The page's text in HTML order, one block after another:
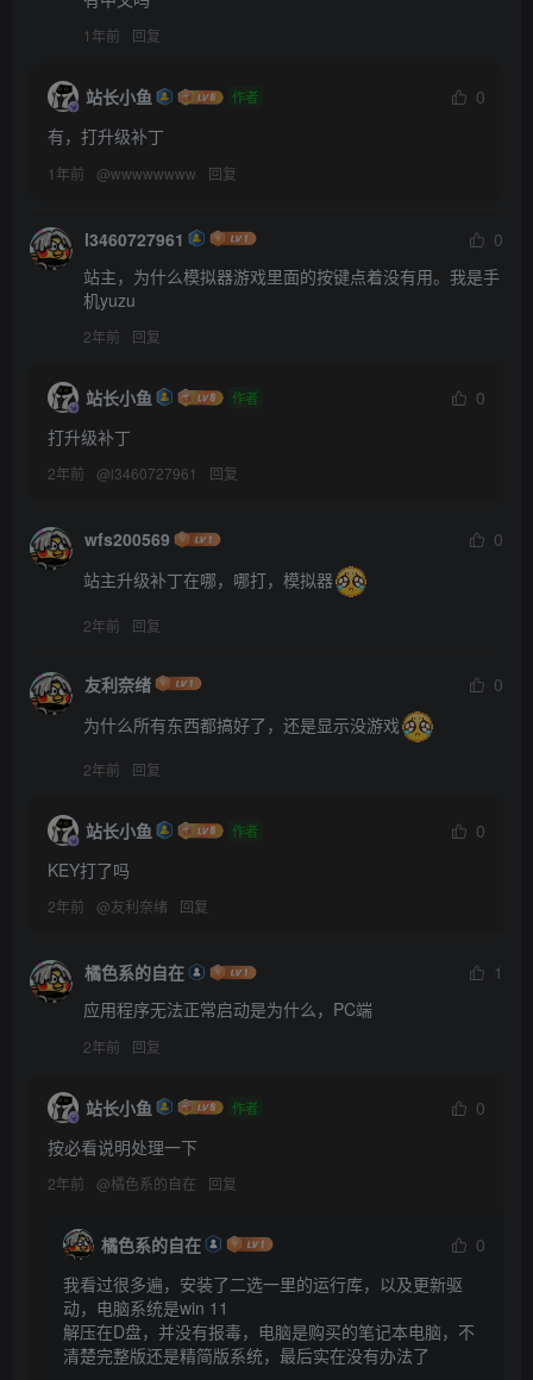
1年前 回复
站长小鱼 作者
0
有，打升级补丁
1年前 @wwwwwwww 回复
l3460727961
0
站主，为什么模拟器游戏里面的按键点着没有用。我是手
机yuzu
2年前 回复
站长小鱼 作者
0
打升级补丁
2年前 @l3460727961 回复
wfs200569
0
站主升级补丁在哪，哪打，模拟器
2年前 回复
友利奈绪
0
为什么所有东西都搞好了，还是显示没游戏
2年前 回复
站长小鱼 作者
0
KEY打了吗
2年前 @友利奈绪 回复
橘色系的自在
1
应用程序无法正常启动是为什么，PC端
2年前 回复
站长小鱼 作者
0
按必看说明处理一下
2年前 @橘色系的自在 回复
橘色系的自在
0
我看过很多遍，安装了二选一里的运行库，以及更新驱
动，电脑系统是win 11
解压在D盘，并没有报毒，电脑是购买的笔记本电脑，不
清楚完整版还是精简版系统，最后实在没有办法了